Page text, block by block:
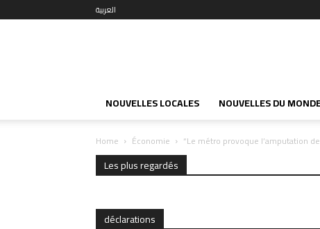
العربية
NOUVELLES LOCALES NOUVELLES DU
Home Économie “Le métro provoque l’amputation
Les plus regardés
déclarations